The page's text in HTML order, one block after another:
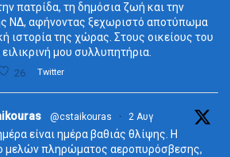
πατρίδα, τη δημόσια ζωή και την
ΝΔ, αφήνοντας ξεχωριστό αποτύπωμα
ιστορία της χώρας. Στους οικείους του
μου συλλυπητήρια.
26 Twitter
@cstaikouras · 2 Αυγ
είναι ημέρα βαθιάς θλίψης. Η
μελών πληρώματος αεροπυρόσβεσης,